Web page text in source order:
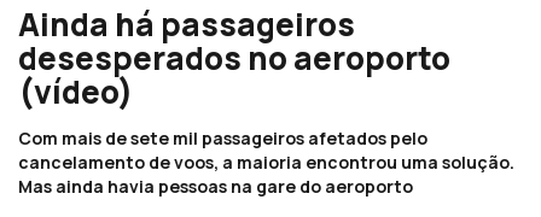
Ainda há passageiros
desesperados no aeroporto
(vídeo)
Com mais de sete mil passageiros afetados pelo
cancelamento de voos, a maioria encontrou uma solução.
Mas ainda havia pessoas na gare do aeroporto